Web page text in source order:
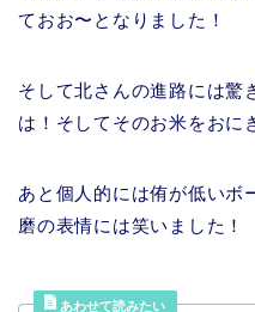
ておお〜となりました！
そして北さんの進路には驚
は！そしてそのお米をおに
あと個人的には侑が低いボ
磨の表情には笑いました！